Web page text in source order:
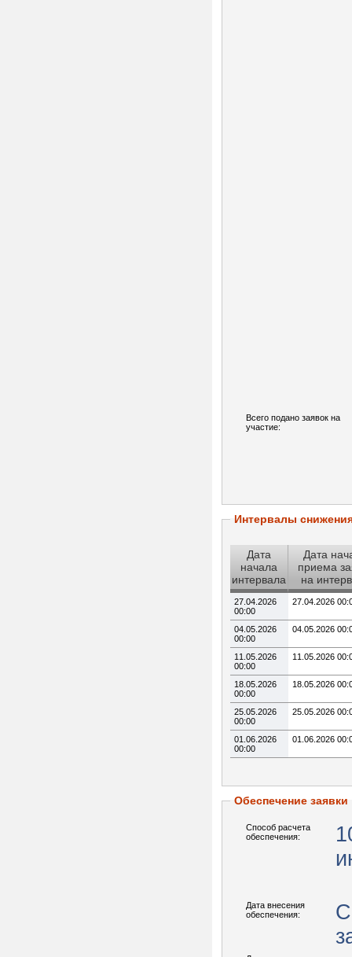
Всего подано заявок на
участие:
Интервалы
Дата
начала
интервала
Дата
приема
на
27.04.2026
00:00
27.04.2026
04.05.2026
00:00
04.05.2026
11.05.2026
00:00
11.05.2026
18.05.2026
00:00
18.05.2026
25.05.2026
00:00
25.05.2026
01.06.2026
00:00
01.06.2026
Обеспечение заявки
Способ расчета
обеспечения:
Дата внесения
обеспечения: